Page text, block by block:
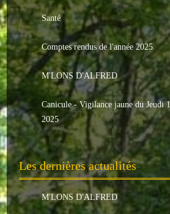
Agence postale
Le conseil municipal
Les élus
Les commissions
Les comptes rendus
Le personnel communal
L'Echo de Nuaillé
Tarifs et locations
Santé
Comptes rendus de l'année 2025
M'LONS D'ALFRED
Canicule - Vigilance jaune du Jeudi
2025
Les dernières actualités
M'LONS D'ALFRED